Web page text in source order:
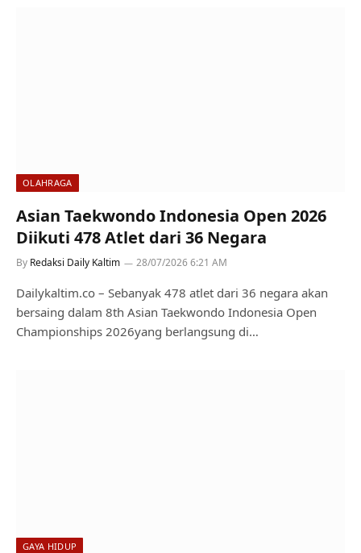
OLAHRAGA
Asian Taekwondo Indonesia Open 2026
Diikuti 478 Atlet dari 36 Negara
By Redaksi Daily Kaltim 28/07/2026 6:21 AM
Dailykaltim.co – Sebanyak 478 atlet dari 36 negara akan
bersaing dalam 8th Asian Taekwondo Indonesia Open
Championships 2026yang berlangsung di…
GAYA HIDUP